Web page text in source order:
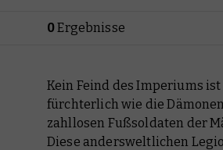
0Ergebnisse
Kein Feind des Imperiums ist
fürchterlich wie die
zahllosen Fußsoldaten der
Diese andersweltlichen